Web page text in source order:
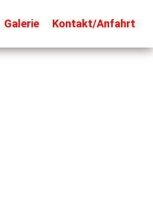
Galerie Kontakt/Anfahrt